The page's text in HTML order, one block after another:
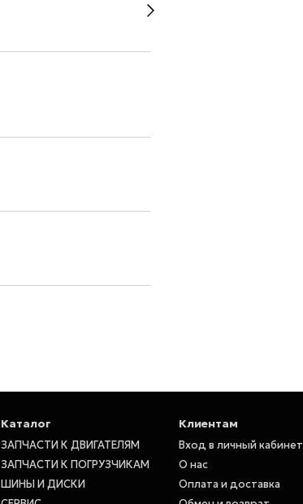
Каталог
ЗАПЧАСТИ К ДВИГАТЕЛЯМ
ЗАПЧАСТИ К ПОГРУЗЧИКАМ
ШИНЫ И ДИСКИ
Клиентам
Вход в личный кабинет
О нас
Оплата и доставка